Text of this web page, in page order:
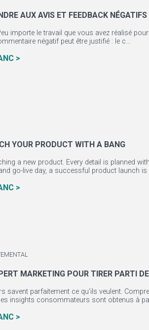
AUX AVIS ET FEEDBACK NÉGATIFS
importe le travail que vous avez réalisé
négatif peut être justifié : le c...
>
YOUR PRODUCT WITH A BANG
a new product. Every detail is planned
go-live day, a successful product launch is
>
MARKETING POUR TIRER PARTI
savent parfaitement ce qu'ils veulent.
insights consommateurs sont obtenus à
>